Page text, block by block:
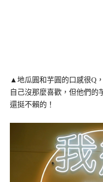
▲地瓜圓和芋圓的口感很Q
自己沒那麼喜歡，但他們的
還挺不賴的！